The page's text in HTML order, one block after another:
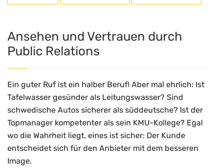
Ansehen und Vertrauen durch
Public Relations
Ein guter Ruf ist ein halber Beruf! Aber mal ehrlich: Ist
Tafelwasser gesünder als Leitungswasser? Sind
schwedische Autos sicherer als süddeutsche? Ist der
Topmanager kompetenter als sein KMU-Kollege? Egal
wo die Wahrheit liegt, eines ist sicher: Der Kunde
entscheidet sich für den Anbieter mit dem besseren
Image.